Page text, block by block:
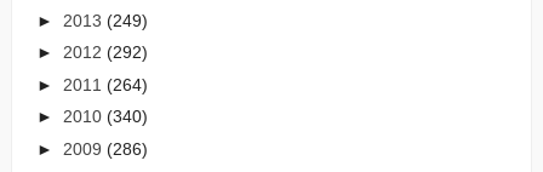
► 2013 (249)
► 2012 (292)
► 2011 (264)
► 2010 (340)
► 2009 (286)